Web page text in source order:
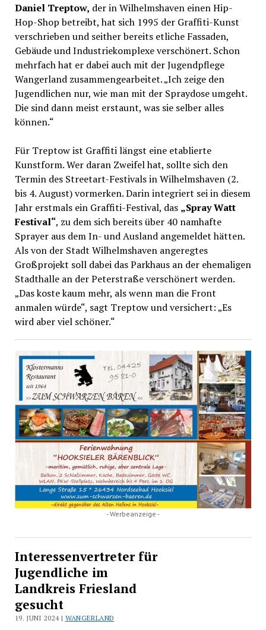
Daniel Treptow, der in Wilhelmshaven einen Hip-
Hop-Shop betreibt, hat sich 1995 der Graffiti-Kunst
verschrieben und seither bereits etliche Fassaden,
Gebäude und Industriekomplexe verschönert. Schon
mehrfach hat er dabei auch mit der Jugendpflege
Wangerland zusammengearbeitet. „Ich zeige den
Jugendlichen nur, wie man mit der Spraydose umgeht.
Die sind dann meist erstaunt, was sie selber alles
können.“
Für Treptow ist Graffiti längst eine etablierte
Kunstform. Wer daran Zweifel hat, sollte sich den
Termin des Streetart-Festivals in Wilhelmshaven (2.
bis 4. August) vormerken. Darin integriert sei in diesem
Jahr erstmals ein Graffiti-Festival, das „Spray Watt
Festival“, zu dem sich bereits über 40 namhafte
Sprayer aus dem In- und Ausland angemeldet hätten.
Als von der Stadt Wilhelmshaven angeregtes
Großprojekt soll dabei das Parkhaus an der ehemaligen
Stadthalle an der Peterstraße verschönert werden.
„Das koste kaum mehr, als wenn man die Front
anmalen würde“, sagt Treptow und versichert: „Es
wird aber viel schöner.“
- Werbeanzeige -
Interessenvertreter für
Jugendliche im
Landkreis Friesland
gesucht
19. JUNI 2024 | WANGERLAND